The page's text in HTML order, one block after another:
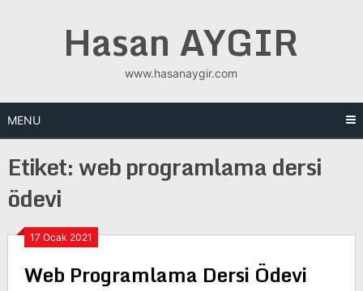
Hasan AYGIR
www.hasanaygir.com
MENU
Etiket:web programlama dersi
ödevi
17 Ocak 2021
Web Programlama Dersi Ödevi